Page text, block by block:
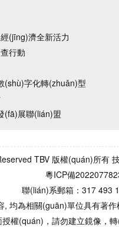
(jīng)濟全新活力
行動
(shù)字化轉(zhuǎn)型
(fā)展聯(lián)盟
TBV 版權(quán)所有
粵ICP備
聯(lián)系郵箱：317 493
均為相關(guān)單位具有著
權(quán)，請勿建立鏡像，